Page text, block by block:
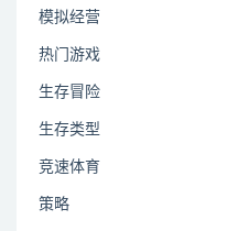
模拟经营
热门游戏
生存冒险
生存类型
竞速体育
策略